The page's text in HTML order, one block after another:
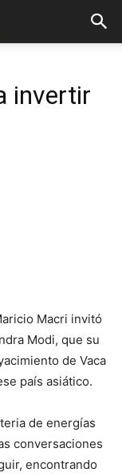
invertir
Macri invitó
Modi, que su
de Vaca
país asiático.
de energías
conversaciones
encontrando